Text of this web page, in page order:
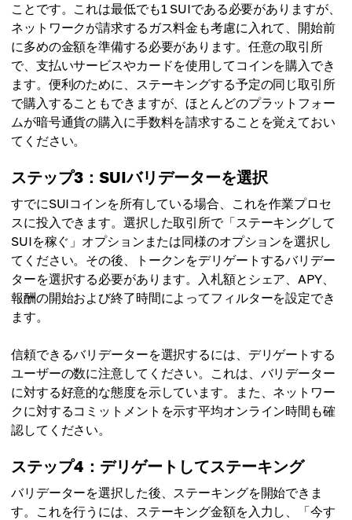
ことです。これは最低でも1 SUIである必要がありますが、
ネットワークが請求するガス料金も考慮に入れて、開始前
に多めの金額を準備する必要があります。任意の取引所
で、支払いサービスやカードを使用してコインを購入でき
ます。便利のために、ステーキングする予定の同じ取引所
で購入することもできますが、ほとんどのプラットフォー
ムが暗号通貨の購入に手数料を請求することを覚えておい
てください。
ステップ3：SUIバリデーターを選択
すでにSUIコインを所有している場合、これを作業プロセ
スに投入できます。選択した取引所で「ステーキングして
SUIを稼ぐ」オプションまたは同様のオプションを選択し
てください。その後、トークンをデリゲートするバリデー
ターを選択する必要があります。入札額とシェア、APY、
報酬の開始および終了時間によってフィルターを設定でき
ます。
信頼できるバリデーターを選択するには、デリゲートする
ユーザーの数に注意してください。これは、バリデーター
に対する好意的な態度を示しています。また、ネットワー
クに対するコミットメントを示す平均オンライン時間も確
認してください。
ステップ4：デリゲートしてステーキング
バリデーターを選択した後、ステーキングを開始できま
す。これを行うには、ステーキング金額を入力し、「今す